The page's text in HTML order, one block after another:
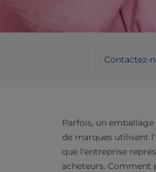
Contactez-
Parfois, un
de marques utilisent
que l'entreprise
acheteurs. Comment